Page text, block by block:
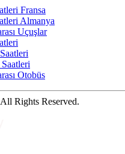
Fransa
Almanya
Uçuşlar
Otobüs
Rights Reserved.